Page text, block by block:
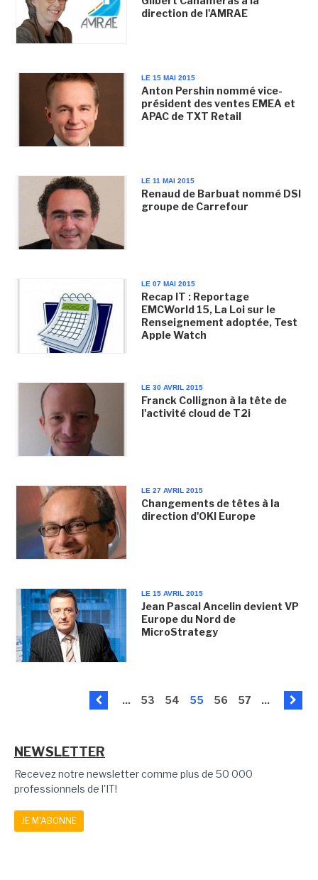
direction de l'AMRAE
LE 15 MAI 2015
Anton Pershin nommé vice-
président des ventes EMEA et
APAC de TXT Retail
LE 11 MAI 2015
Renaud de Barbuat nommé DSI
groupe de Carrefour
LE 07 MAI 2015
Recap IT : Reportage
EMCWorld 15, La Loi sur le
Renseignement adoptée, Test
Apple Watch
LE 30 AVRIL 2015
Franck Collignon à la tête de
l'activité cloud de T2i
LE 27 AVRIL 2015
Changements de têtes à la
direction d'OKI Europe
LE 15 AVRIL 2015
Jean Pascal Ancelin devient VP
Europe du Nord de
MicroStrategy
... 53 54 55 56 57 ...
NEWSLETTER
Recevez notre newsletter comme plus de 50 000
professionnels de l'IT!
JE M'ABONNE